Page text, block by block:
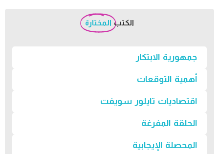
الكتب المختارة
جمهورية الابتكار
أهمية التوقعات
اقتصاديات تايلور سويفت
الحلقة المفرغة
المحصلة الإيجابية